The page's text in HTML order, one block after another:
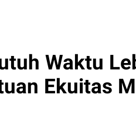
Waktu
Ekuitas